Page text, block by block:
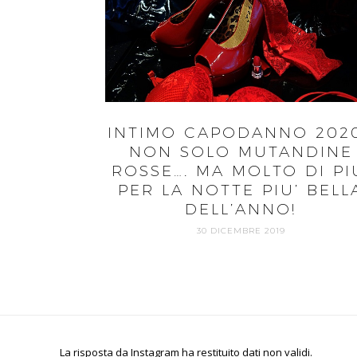
INTIMO CAPODANNO
NON SOLO MUTANDINE
ROSSE…. MA MOLTO DI
PER LA NOTTE PIU’
DELL’ANNO!
30 DICEMBRE 2019
La risposta da Instagram ha restituito dati non validi.